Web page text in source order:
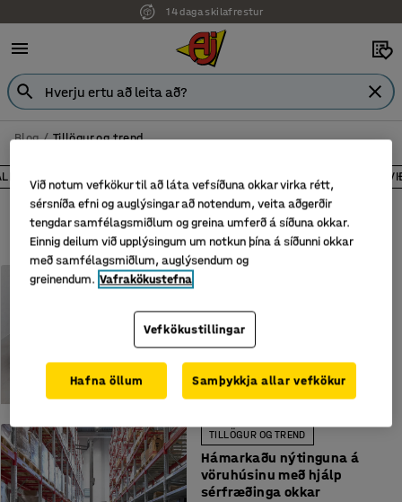
14 daga skilafrestur
Blog Tillögur og trend
MERKINGAR TILLÖGUR OG TREND LEIÐBEININGAR
Sýna öll merki
það er VARIETY
TILLÖGUR OG TREND
Hámarkaðu nýtinguna á
vöruhúsinu með hjálp
sérfræðinga okkar
Við notum vefkökur til að láta vefsíðuna okkar virka rétt,
sérsníða efni og auglýsingar að notendum, veita aðgerðir
tengdar samfélagsmiðlum og greina umferð á síðuna okkar.
Einnig deilum við upplýsingum um notkun þína á síðunni okkar
með samfélagsmiðlum, auglýsendum og
greinendum. Vafrakökustefna
Vefkökustillingar
Hafna öllum Samþykkja allar vefkökur